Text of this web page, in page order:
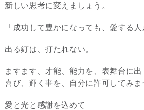
新しい思考に変えましょう。
「成功して豊かになっても、愛する人
出る釘は、打たれない。
ますます、才能、能力を、表舞台に
喜び、輝く事を、自分に許可してみま
愛と光と感謝を込めて